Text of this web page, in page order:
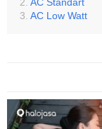
AC Standart
AC Low Watt